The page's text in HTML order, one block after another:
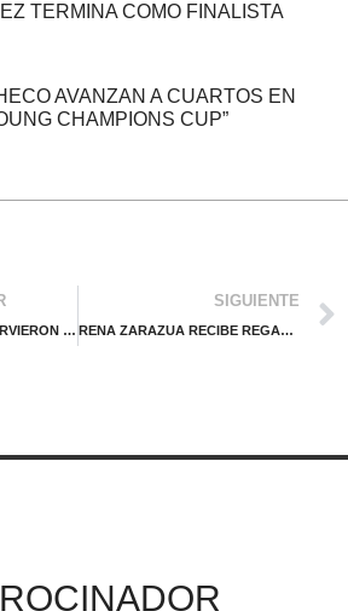
TERMINA COMO FINALISTA
AVANZAN A CUARTOS EN
CHAMPIONS CUP”
LOS DOBLISTAS SE SIRVIERON CON LA CUCHARA GRANDE EN 2025
SIGUIENTE
RENA ZARAZUA RECIBE REGALAZO ANTICIPADO DE “DIA DE REYES”